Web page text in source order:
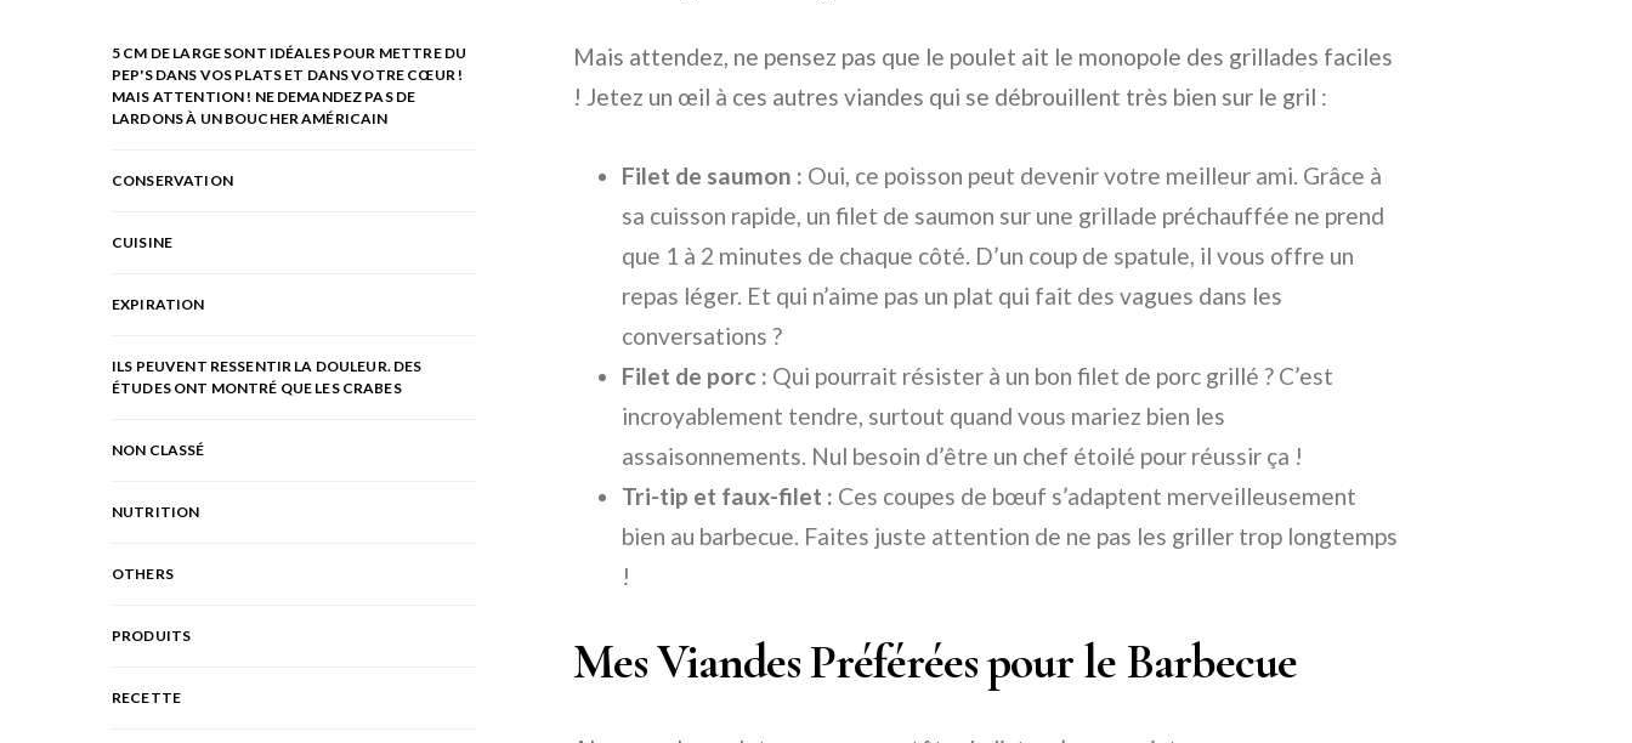
Mais attendez, ne pensez pas que le poulet ait le monopole des grillades faciles
! Jetez un œil à ces autres viandes qui se débrouillent très bien sur le gril :
Filet de saumon : Oui, ce poisson peut devenir votre meilleur ami. Grâce à
sa cuisson rapide, un filet de saumon sur une grillade préchauffée ne prend
que 1 à 2 minutes de chaque côté. D’un coup de spatule, il vous offre un
repas léger. Et qui n’aime pas un plat qui fait des vagues dans les
conversations ?
Filet de porc : Qui pourrait résister à un bon filet de porc grillé ? C’est
incroyablement tendre, surtout quand vous mariez bien les
assaisonnements. Nul besoin d’être un chef étoilé pour réussir ça !
Tri-tip et faux-filet : Ces coupes de bœuf s’adaptent merveilleusement
bien au barbecue. Faites juste attention de ne pas les griller trop longtemps
!
Mes Viandes Préférées pour le Barbecue
5 CM DE LARGE SONT IDÉALES POUR METTRE DU
PEP'S DANS VOS PLATS ET DANS VOTRE CŒUR !
MAIS ATTENTION ! NE DEMANDEZ PAS DE
LARDONS À UN BOUCHER AMÉRICAIN
CONSERVATION
CUISINE
EXPIRATION
ILS PEUVENT RESSENTIR LA DOULEUR. DES
ÉTUDES ONT MONTRÉ QUE LES CRABES
NON CLASSÉ
NUTRITION
OTHERS
PRODUITS
RECETTE